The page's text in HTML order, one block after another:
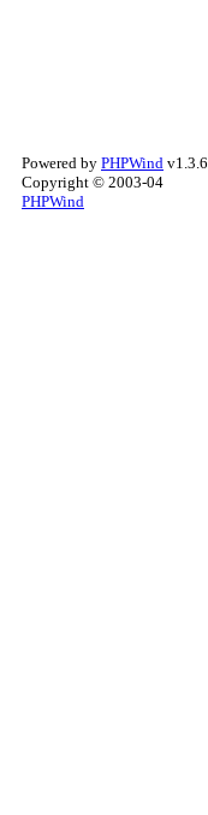
Powered by PHPWind v1.3.6
Copyright © 2003-04
PHPWind